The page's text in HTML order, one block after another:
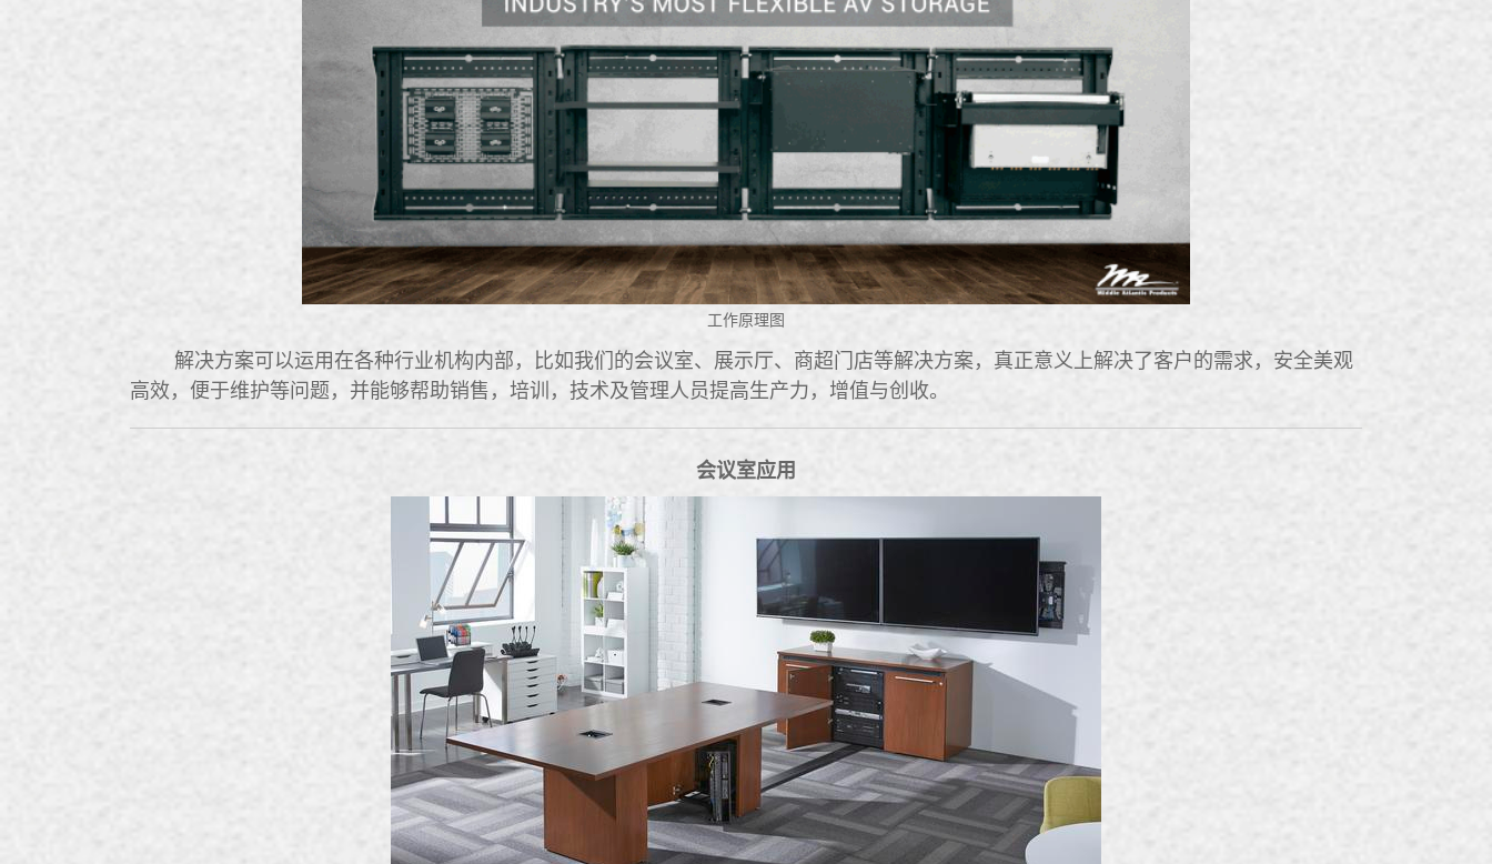
工作原理图
解决方案可以运用在各种行业机构内部，比如我们的会议室、展示厅、商超门店等解决方案，真正意义上解决了客户的需求，安全美观
高效，便于维护等问题，并能够帮助销售，培训，技术及管理人员提高生产力，增值与创收。
会议室应用